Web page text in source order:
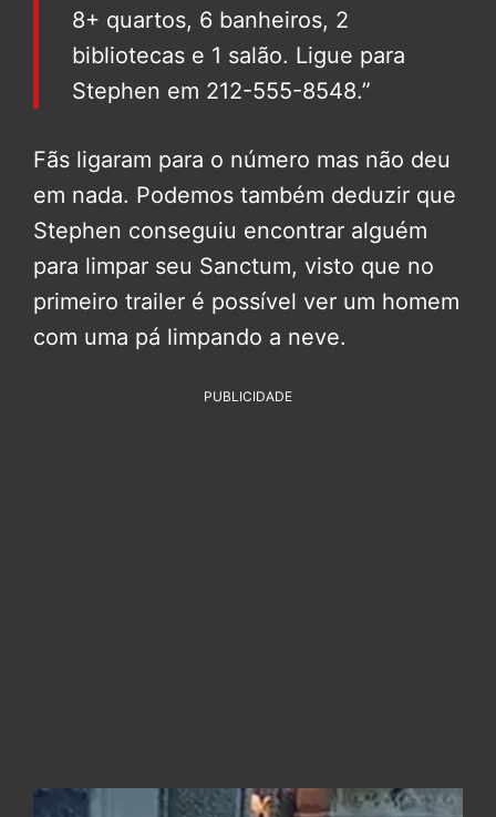
8+ quartos, 6 banheiros, 2
bibliotecas e 1 salão. Ligue para
Stephen em 212-555-8548.”
Fãs ligaram para o número mas não deu
em nada. Podemos também deduzir que
Stephen conseguiu encontrar alguém
para limpar seu Sanctum, visto que no
primeiro trailer é possível ver um homem
com uma pá limpando a neve.
PUBLICIDADE